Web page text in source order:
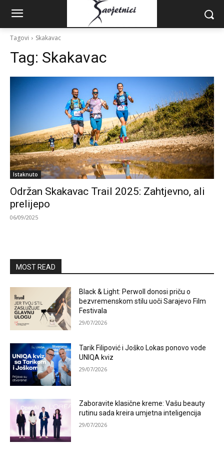
Tagovi Skakavac
Tag: Skakavac
Istaknuto
Održan Skakavac Trail 2025: Zahtjevno, ali
prelijepo
06/09/2025
MOST READ
Black & Light: Perwoll donosi priču o
bezvremenskom stilu uoči Sarajevo Film
Festivala
29/07/2026
Tarik Filipović i Joško Lokas ponovo vode
UNIQA kviz
29/07/2026
Zaboravite klasične kreme: Vašu beauty
rutinu sada kreira umjetna inteligencija
29/07/2026